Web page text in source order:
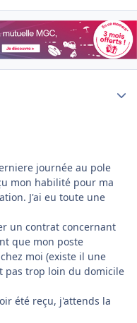
journée au pole
mon habilité pour ma
J'ai eu toute une
un contrat concernant
que mon poste
moi (existe il une
pas trop loin du domicile
été reçu, j'attends la